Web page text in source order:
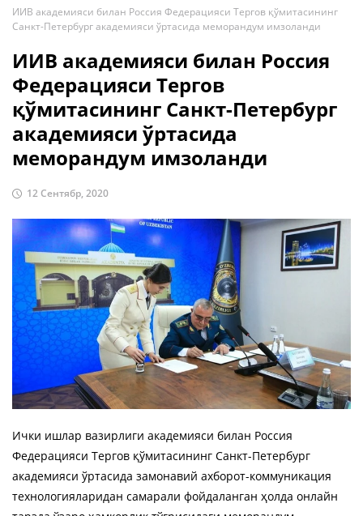
ИИВ академияси билан Россия Федерацияси Тергов қўмитасининг
Санкт-Петербург академияси ўртасида меморандум имзоланди
ИИВ академияси билан Россия
Федерацияси Тергов
қўмитасининг Санкт-Петербург
академияси ўртасида
меморандум имзоланди
12 Сентябр, 2020
Ички ишлар вазирлиги академияси билан Россия
Федерацияси Тергов қўмитасининг Санкт-Петербург
академияси ўртасида замонавий ахборот-коммуникация
технологияларидан самарали фойдаланган ҳолда онлайн